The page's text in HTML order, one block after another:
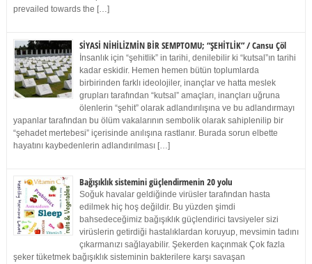
prevailed towards the […]
SİYASİ NİHİLİZMİN BİR SEMPTOMU; “ŞEHİTLİK” / Cansu Çöl
İnsanlık için “şehitlik” in tarihi, denilebilir ki “kutsal”ın tarihi
kadar eskidir. Hemen hemen bütün toplumlarda
birbirinden farklı ideolojiler, inançlar ve hatta meslek
grupları tarafından “kutsal” amaçları, inançları uğruna
ölenlerin “şehit” olarak adlandırılışına ve bu adlandırmayı
yapanlar tarafından bu ölüm vakalarının sembolik olarak sahiplenilip bir
“şehadet mertebesi” içerisinde anılışına rastlanır. Burada sorun elbette
hayatını kaybedenlerin adlandırılması […]
Bağışıklık sistemini güçlendirmenin 20 yolu
Soğuk havalar geldiğinde virüsler tarafından hasta
edilmek hiç hoş değildir. Bu yüzden şimdi
bahsedeceğimiz bağışıklık güçlendirici tavsiyeler sizi
virüslerin getirdiği hastalıklardan koruyup, mevsimin tadını
çıkarmanızı sağlayabilir. Şekerden kaçınmak Çok fazla
şeker tüketmek bağışıklık sisteminin bakterilere karşı savaşan